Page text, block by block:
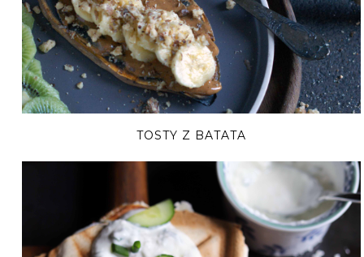
TOSTY Z BATATA